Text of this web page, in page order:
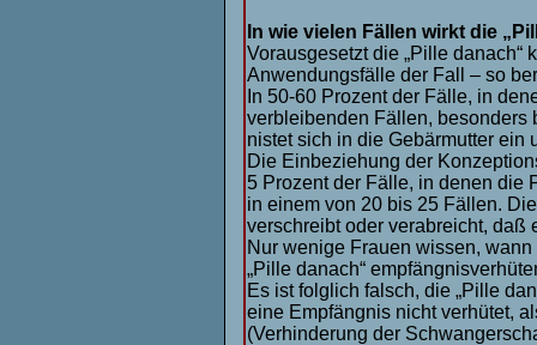
In wie vielen Fällen wirkt die
Vorausgesetzt die „Pille danach“
Anwendungsfälle der Fall – so
In 50-60 Prozent der Fälle, in
verbleibenden Fällen, besonders
nistet sich in die Gebärmutter ein
Die Einbeziehung der
5 Prozent der Fälle, in denen die
in einem von 20 bis 25 Fällen.
verschreibt oder verabreicht, daß
Nur wenige Frauen wissen,
„Pille danach“
Es ist folglich falsch, die „Pille
eine Empfängnis nicht verhütet,
(Verhinderung der